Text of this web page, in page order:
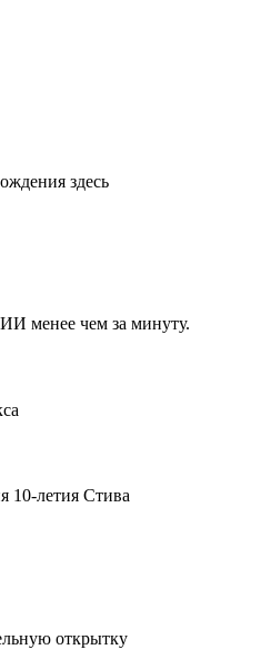
здесь
менее чем за минуту.
10-летия Стива
открытку